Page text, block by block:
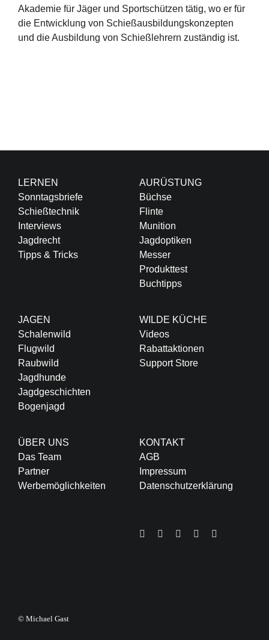
Akademie für Jäger und Sportschützen tätig, wo er für
die Entwicklung von Schießausbildungskonzepten
und die Ausbildung von Schießlehrern zuständig ist.
LERNEN
Sonntagsbriefe
Schießtechnik
Interviews
Jagdrecht
Tipps & Tricks
AURÜSTUNG
Büchse
Flinte
Munition
Jagdoptiken
Messer
Produkttest
Buchtipps
JAGEN
Schalenwild
Flugwild
Raubwild
Jagdhunde
Jagdgeschichten
Bogenjagd
WILDE KÜCHE
Videos
Rabattaktionen
Support Store
ÜBER UNS
Das Team
Partner
Werbemöglichkeiten
KONTAKT
AGB
Impressum
Datenschutzerklärung
© Michael Gast